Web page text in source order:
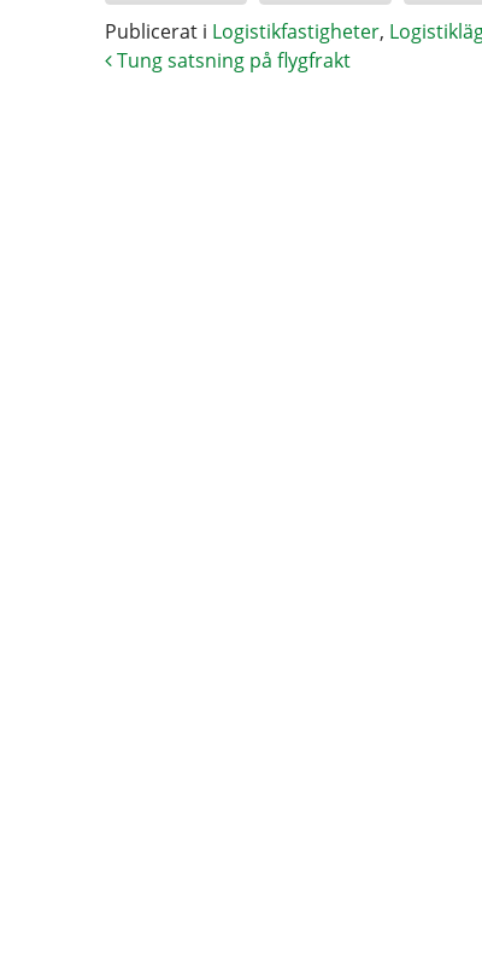
Publicerat i Logistikfastigheter,
Tung satsning på flygfrakt